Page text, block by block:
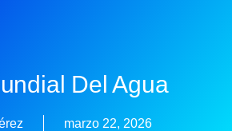
Del Agua
marzo 22, 2026